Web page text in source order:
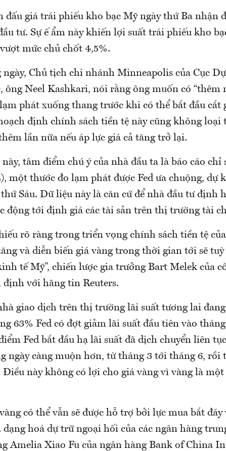
đấu giá trái phiếu kho bạc Mỹ ngày thứ Ba nhận
tư. Sự ế ẩm này khiến lợi suất trái phiếu kho
mức chủ chốt 4,5%.
ngày, Chủ tịch chi nhánh Minneapolis của Cục
ông Neel Kashkari, nói rằng ông muốn có “thêm
phát xuống thang trước khi có thể bắt đầu cắt
định chính sách tiền tệ này cũng không loại
lần nữa nếu áp lực giá cả tăng trở lại.
này, tâm điểm chú ý của nhà đầu ta là báo cáo chỉ
một thước đo lạm phát được Fed ưa chuộng, dự
thứ Sáu. Dữ liệu này là căn cứ để nhà đầu tư định
động tới định giá các tài sản trên thị trường tài
rõ ràng trong triển vọng chính sách tiền tệ
và diễn biến giá vàng trong thời gian tới sẽ tuỳ
tế Mỹ”, chiến lược gia trưởng Bart Melek của
định với hãng tin Reuters.
giao dịch trên thị trường lãi suất tương lai
63% Fed có đợt giảm lãi suất đầu tiên vào
Fed bắt đầu hạ lãi suất đã dịch chuyển liên
ngày càng muộn hơn, từ tháng 3 tới tháng 6, rồi
Điều này không có lợi cho giá vàng vì vàng là
có thể vẫn sẽ được hỗ trợ bởi lực mua bắt
dạng hoá dự trữ ngoại hối của các ngân hàng
Amelia Xiao Fu của ngân hàng Bank of China